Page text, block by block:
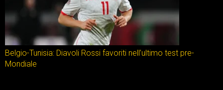
Belgio-Tunisia: Diavoli Rossi favoriti nell’ultimo test pre-
Mondiale